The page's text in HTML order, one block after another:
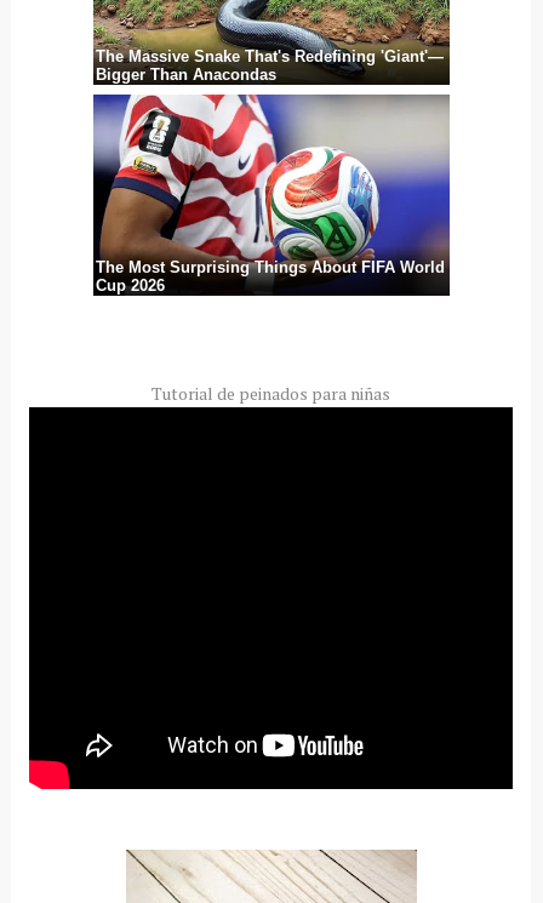
Tutorial de peinados para niñas